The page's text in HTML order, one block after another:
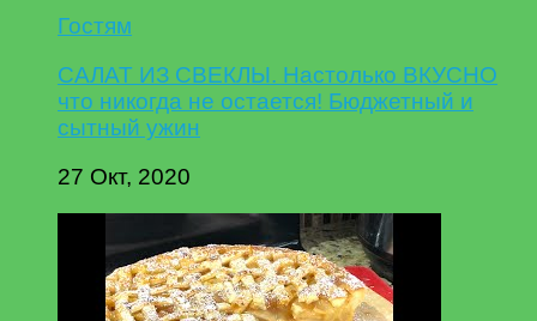
Гостям
САЛАТ ИЗ СВЕКЛЫ. Настолько ВКУСНО
что никогда не остается! Бюджетный и
сытный ужин
27 Окт, 2020